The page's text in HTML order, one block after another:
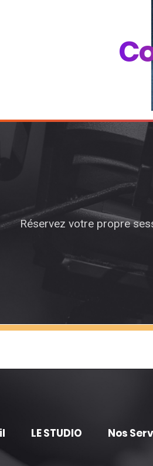
Réservez votre propre
LE STUDIO Nos